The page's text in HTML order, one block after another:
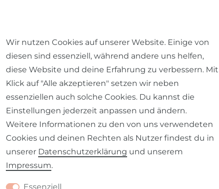
Impressum Daten­schutz­erklärung AGB
Barrierefreiheitserklärung Widerrufs­recht
VERTRAG WIDERRUFEN
Wir nutzen Cookies auf unserer Website. Einige von
diesen sind essenziell, während andere uns helfen,
diese Website und deine Erfahrung zu verbessern. Mit
Klick auf "Alle akzeptieren" setzen wir neben
essenziellen auch solche Cookies. Du kannst die
Einstellungen jederzeit anpassen und ändern.
Weitere Informationen zu den von uns verwendeten
Cookies und deinen Rechten als Nutzer findest du in
unserer Daten­schutz­erklärung und unserem
Impressum.
Essenziell